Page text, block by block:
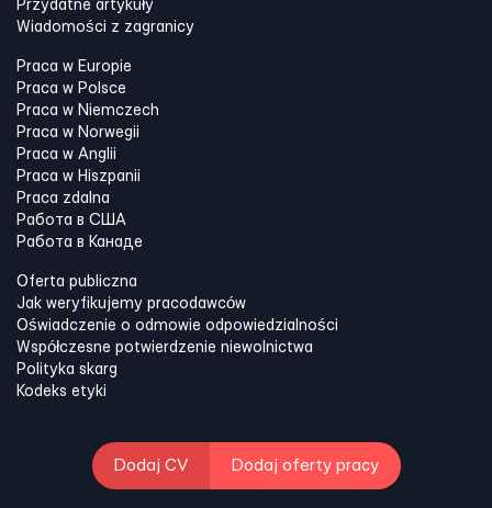
Przydatne artykuły
Wiadomości z zagranicy
Praca w Europie
Praca w Polsce
Praca w Niemczech
Praca w Norwegii
Praca w Anglii
Praca w Hiszpanii
Praca zdalna
Работа в США
Работа в Канадe
Oferta publiczna
Jak weryfikujemy pracodawców
Oświadczenie o odmowie odpowiedzialności
Współczesne potwierdzenie niewolnictwa
Polityka skarg
Kodeks etyki
Dodaj CV Dodaj oferty pracy